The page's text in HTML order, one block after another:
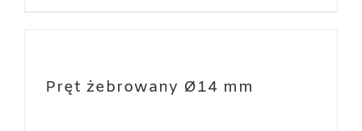
Pręt żebrowany Ø14 mm